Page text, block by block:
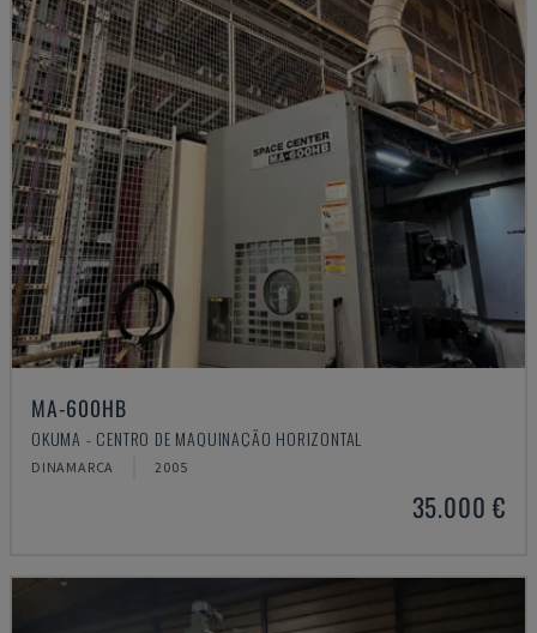
MA-600HB
OKUMA - CENTRO DE MAQUINAÇÃO HORIZONTAL
DINAMARCA 2005
35.000 €